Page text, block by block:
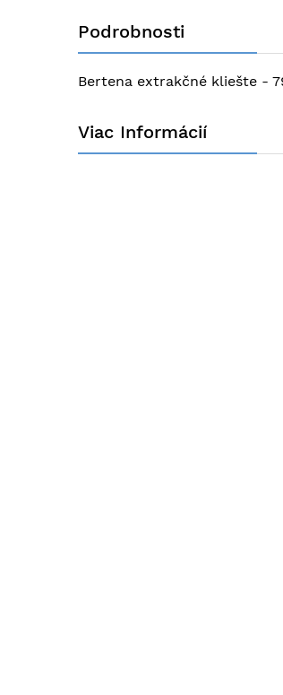
začiatok
galérie
Podrobnosti
Bertena extrakčné kliešte -
Viac Informácií